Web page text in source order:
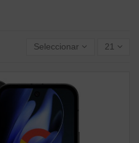
Seleccionar 21